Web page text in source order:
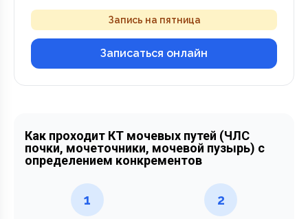
Запись на пятница
Записаться онлайн
Как проходит КТ мочевых путей (ЧЛС
почки, мочеточники, мочевой пузырь) с
определением конкрементов
1 2